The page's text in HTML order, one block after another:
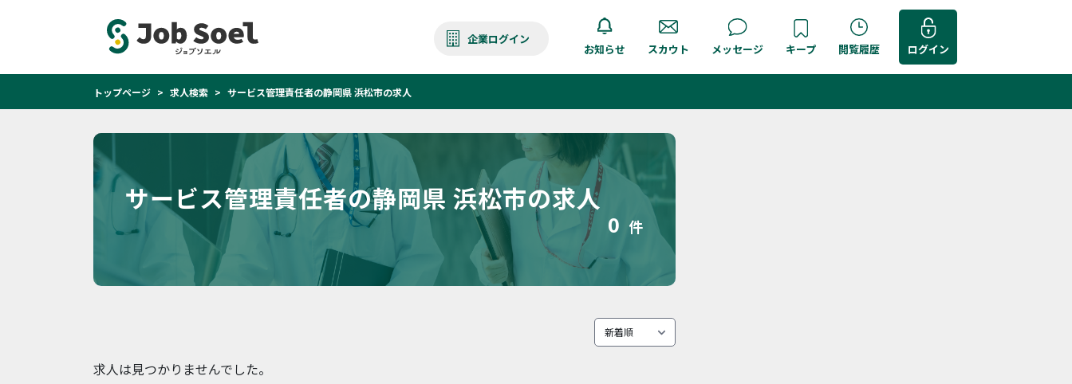
企業ログイン
お知らせ スカウト メッセージ キープ 閲覧履歴 ログイン
トップページ 求人検索 サービス管理責任者の静岡県 浜松市の求人
サービス管理責任者の静岡県 浜松市の求人
0 件
求人は見つかりませんでした。